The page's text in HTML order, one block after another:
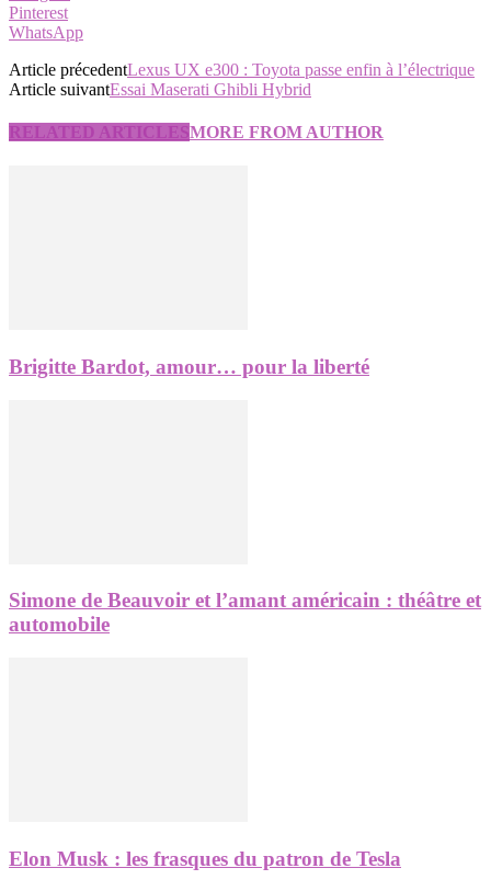
Pinterest
WhatsApp
Article précedentLexus UX e300 : Toyota passe enfin à l’électrique
Article suivantEssai Maserati Ghibli Hybrid
RELATED ARTICLESMORE FROM AUTHOR
Brigitte Bardot, amour… pour la liberté
Simone de Beauvoir et l’amant américain : théâtre et
automobile
Elon Musk : les frasques du patron de Tesla